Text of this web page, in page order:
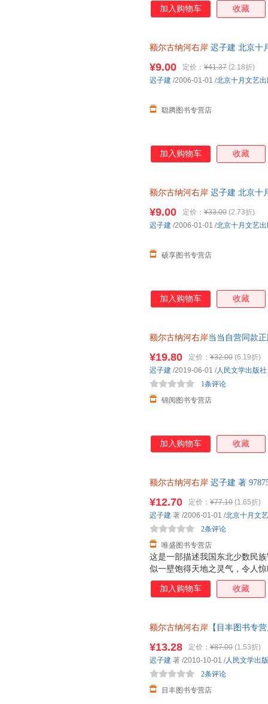
加入购物车 收藏
额尔古纳河右岸 迟子建 北京十
¥9.00 定价： ¥41.37 (2.18折)
聪腾图书专营店
迟子建 /2006-01-01 /北京十月文艺
加入购物车 收藏
额尔古纳河右岸 迟子建 北京十
¥9.00 定价： ¥33.00 (2.73折)
硕享图书专营店
迟子建 /2006-01-01 /北京十月文艺
加入购物车 收藏
额尔古纳河右岸当当自营同款
¥19.80 定价： ¥32.00 (6.19折)
锦阅图书专营店
1条评论
迟子建 /2019-06-01 /人民文学出版社
加入购物车 收藏
额尔古纳河右岸 迟子建 著
这是一部描述我国东北少数民
似一壁饱得天地之灵气，令人
恬、时而激越，向世人诉说人
子建，以一位年届九旬，这一
搬迁、游猎，在享受大自然恩
云……乃至种种现代文明的挤压
面前的殊死抗争，也有眼睁睁
代又一代的
¥12.70 定价： ¥77.10 (1.65折)
唯盛图书专营店
2条评论
迟子建 著 /2006-01-01 /北京十月文
加入购物车 收藏
额尔古纳河右岸 【目丰图书专
¥13.28 定价： ¥87.00 (1.53折)
目丰图书专营店
2条评论
迟子建 著 /2010-10-01 /人民文学出